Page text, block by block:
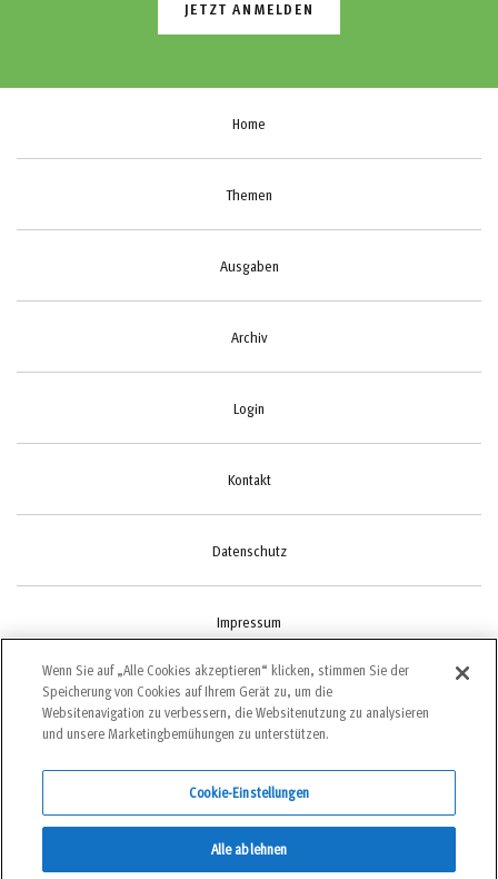
JETZT ANMELDEN
Home
Themen
Ausgaben
Archiv
Login
Kontakt
Datenschutz
Impressum
Cookie-Einstellungen
©2022 bergundsteigen
Wenn Sie auf „Alle Cookies akzeptieren“ klicken, stimmen Sie der
Speicherung von Cookies auf Ihrem Gerät zu, um die
Websitenavigation zu verbessern, die Websitenutzung zu analysieren
und unsere Marketingbemühungen zu unterstützen.
Cookie-Einstellungen
Alle ablehnen